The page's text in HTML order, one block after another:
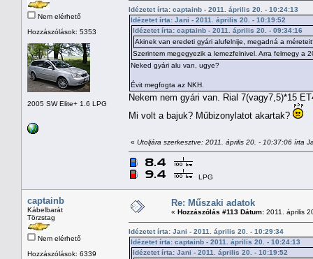
Nem elérhető
Hozzászólások: 5353
2005 SW Elite+ 1.6 LPG
Idézetet írta: captainb - 2011. április 20. - 10:24:13
Idézetet írta: Jani - 2011. április 20. - 10:19:52
Idézetet írta: captainb - 2011. április 20. - 09:34:16
Akinek van eredeti gyári alufelnije, megadná a
Szerintem megegyezik a lemezfelnivel. Arra felmegy a
Neked gyári alu van, ugye?
Évit megfogta az NKH.
Nekem nem gyári van. Rial 7(vagy7,5)*15
Mi volt a bajuk? Műbizonylatot akartak?
« Utoljára szerkesztve: 2011. április 20. - 10:37:06 írta
LPG
captainb
Kábelbarát
Törzstag
Nem elérhető
Hozzászólások: 6339
Re: Műszaki adatok
« Hozzászólás #113 Dátum: 2011. április
Idézetet írta: Jani - 2011. április 20. - 10:29:34
Idézetet írta: captainb - 2011. április 20. - 10:24:13
Idézetet írta: Jani - 2011. április 20. - 10:19:52